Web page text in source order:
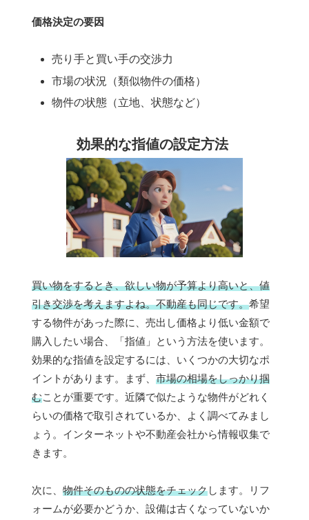
価格決定の要因
売り手と買い手の交渉力
市場の状況（類似物件の価格）
物件の状態（立地、状態など）
効果的な指値の設定方法
買い物をするとき、欲しい物が予算より高いと、値
引き交渉を考えますよね。不動産も同じです。希望
する物件があった際に、売出し価格より低い金額で
購入したい場合、「指値」という方法を使います。
効果的な指値を設定するには、いくつかの大切なポ
イントがあります。まず、 市場の相場をしっかり掴
むことが重要です。近隣で似たような物件がどれく
らいの価格で取引されているか、よく調べてみまし
ょう。インターネットや不動産会社から情報収集で
きます。
次に、 物件そのものの状態をチェックします。リフ
ォームが必要かどうか、設備は古くなっていないか